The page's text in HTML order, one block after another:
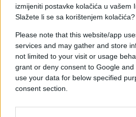
izmijeniti postavke kolačića u vašem
Slažete li se sa korištenjem kolačića?
Please note that this website/app
services and may gather and store
not limited to your visit or usage
grant or deny consent to Google
use your data for below specified
consent section.
Očekivalo se da će dodati 9,6
pretplatnika između oktobra i
je premašio taj broj.
Uz Squid Game i borbu Paula
je također prenosio dvije NFL
Također će prenositi više